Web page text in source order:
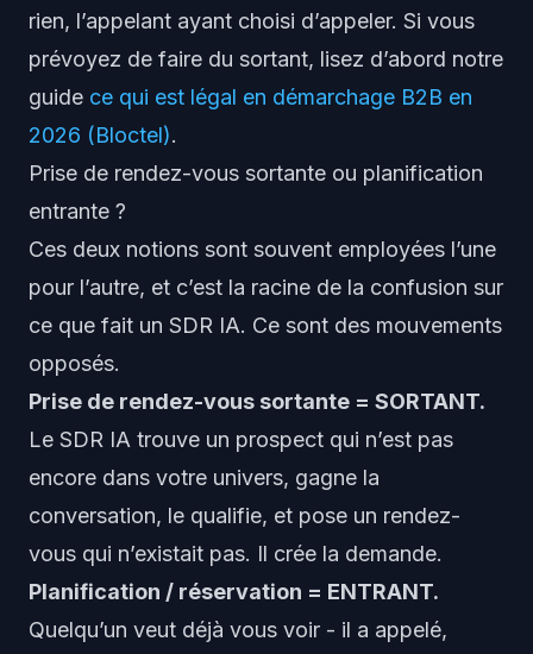
rien, l’appelant ayant choisi d’appeler. Si vous
prévoyez de faire du sortant, lisez d’abord notre
guide ce qui est légal en démarchage B2B en
2026 (Bloctel).
Prise de rendez-vous sortante ou planification
entrante ?
Ces deux notions sont souvent employées l’une
pour l’autre, et c’est la racine de la confusion sur
ce que fait un SDR IA. Ce sont des mouvements
opposés.
Prise de rendez-vous sortante = SORTANT.
Le SDR IA trouve un prospect qui n’est pas
encore dans votre univers, gagne la
conversation, le qualifie, et pose un rendez-
vous qui n’existait pas. Il crée la demande.
Planification / réservation = ENTRANT.
Quelqu’un veut déjà vous voir - il a appelé,